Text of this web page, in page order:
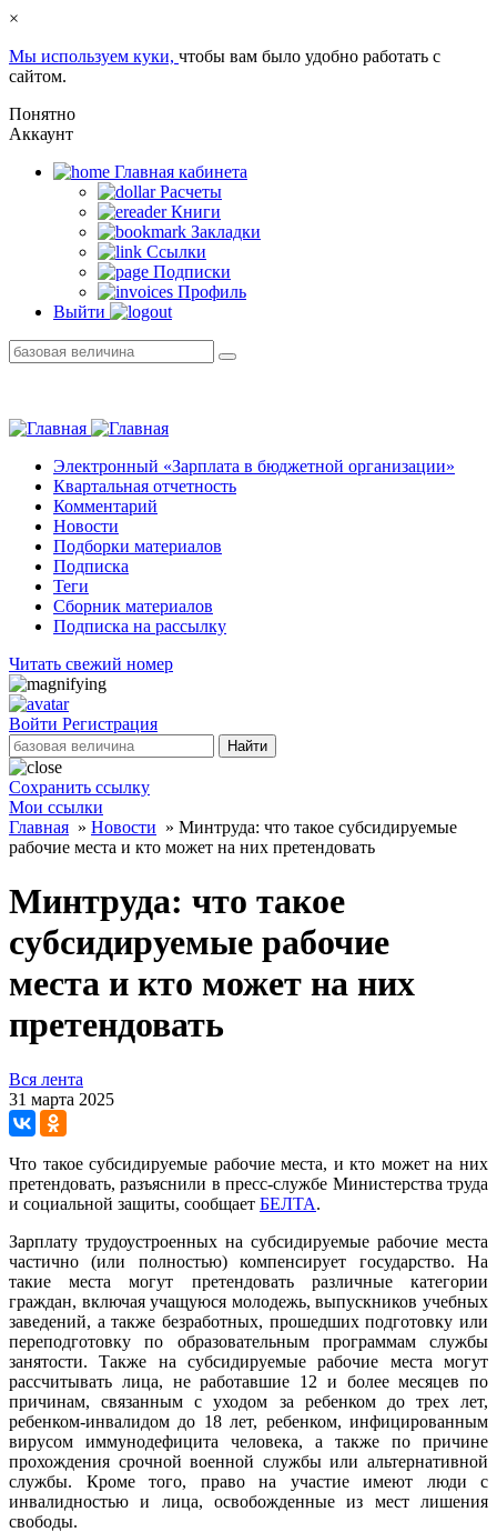
×
Мы используем куки, чтобы вам было удобно работать с
сайтом.
Понятно
Аккаунт
Главная кабинетa
Расчеты
Книги
Закладки
Ссылки
Подписки
Профиль
Выйти
Электронный «Зарплата в бюджетной организации»
Квартальная отчетность
Комментарий
Новости
Подборки материалов
Подписка
Теги
Сборник материалов
Подписка на рассылку
Читать свежий номер
Войти Регистрация
Найти
Сохранить ссылку
Мои ссылки
Главная » Новости » Минтруда: что такое субсидируемые
рабочие места и кто может на них претендовать
Минтруда: что такое
субсидируемые рабочие
места и кто может на них
претендовать
Вся лента
31 марта 2025
Что такое субсидируемые рабочие места, и кто может на них
претендовать, разъяснили в пресс-службе Министерства труда
и социальной защиты, сообщает БЕЛТА.
Зарплату трудоустроенных на субсидируемые рабочие места
частично (или полностью) компенсирует государство. На
такие места могут претендовать различные категории
граждан, включая учащуюся молодежь, выпускников учебных
заведений, а также безработных, прошедших подготовку или
переподготовку по образовательным программам службы
занятости. Также на субсидируемые рабочие места могут
рассчитывать лица, не работавшие 12 и более месяцев по
причинам, связанным с уходом за ребенком до трех лет,
ребенком-инвалидом до 18 лет, ребенком, инфицированным
вирусом иммунодефицита человека, а также по причине
прохождения срочной военной службы или альтернативной
службы. Кроме того, право на участие имеют люди с
инвалидностью и лица, освобожденные из мест лишения
свободы.